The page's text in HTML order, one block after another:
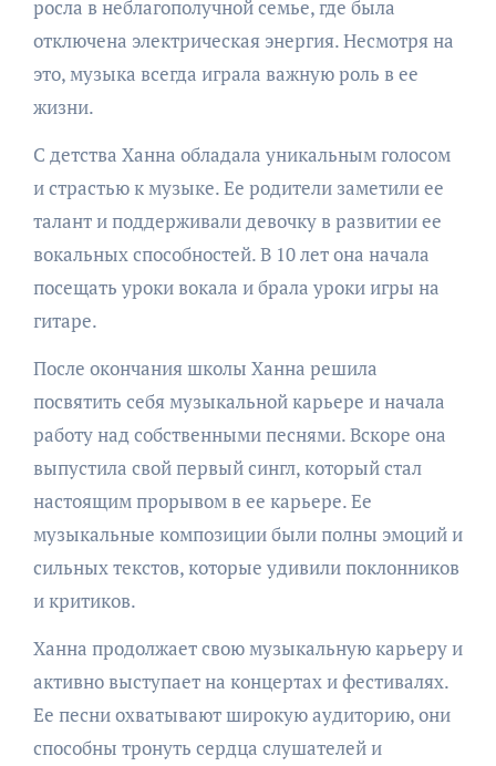
росла в неблагополучной семье, где была
отключена электрическая энергия. Несмотря на
это, музыка всегда играла важную роль в ее
жизни.
С детства Ханна обладала уникальным голосом
и страстью к музыке. Ее родители заметили ее
талант и поддерживали девочку в развитии ее
вокальных способностей. В 10 лет она начала
посещать уроки вокала и брала уроки игры на
гитаре.
После окончания школы Ханна решила
посвятить себя музыкальной карьере и начала
работу над собственными песнями. Вскоре она
выпустила свой первый сингл, который стал
настоящим прорывом в ее карьере. Ее
музыкальные композиции были полны эмоций и
сильных текстов, которые удивили поклонников
и критиков.
Ханна продолжает свою музыкальную карьеру и
активно выступает на концертах и фестивалях.
Ее песни охватывают широкую аудиторию, они
способны тронуть сердца слушателей и